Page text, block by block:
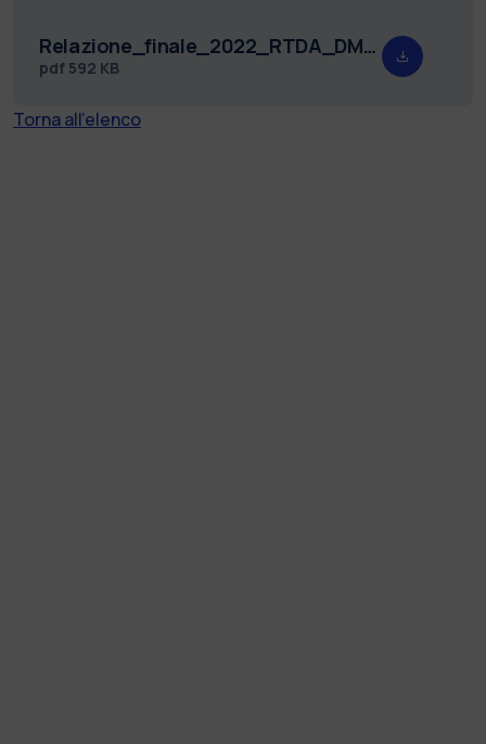
Relazione_finale_2022_RTDA_DMEC_10.pdf
pdf 592 KB
Torna all'elenco